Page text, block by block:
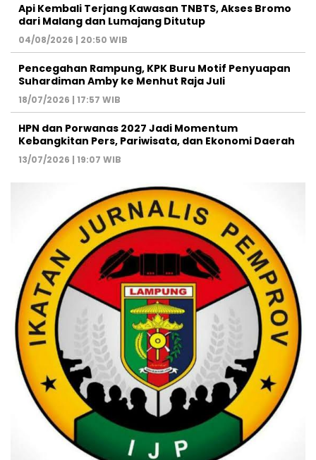
Api Kembali Terjang Kawasan TNBTS, Akses Bromo
dari Malang dan Lumajang Ditutup
04/08/2026 | 20:50 WIB
Pencegahan Rampung, KPK Buru Motif Penyuapan
Suhardiman Amby ke Menhut Raja Juli
18/07/2026 | 17:57 WIB
HPN dan Porwanas 2027 Jadi Momentum
Kebangkitan Pers, Pariwisata, dan Ekonomi Daerah
13/07/2026 | 19:07 WIB